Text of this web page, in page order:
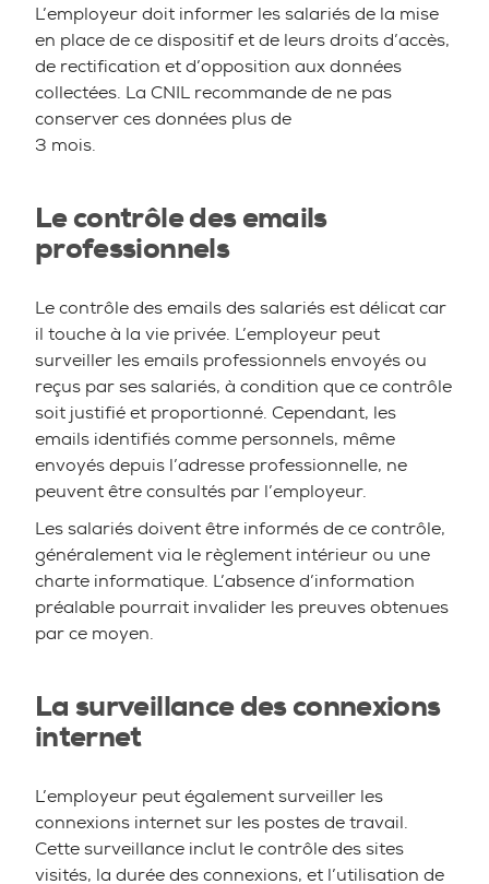
L’employeur doit informer les salariés de la mise
en place de ce dispositif et de leurs droits d’accès,
de rectification et d’opposition aux données
collectées. La CNIL recommande de ne pas
conserver ces données plus de
3 mois.
Le contrôle des emails
professionnels
Le contrôle des emails des salariés est délicat car
il touche à la vie privée. L’employeur peut
surveiller les emails professionnels envoyés ou
reçus par ses salariés, à condition que ce contrôle
soit justifié et proportionné. Cependant, les
emails identifiés comme personnels, même
envoyés depuis l’adresse professionnelle, ne
peuvent être consultés par l’employeur.
Les salariés doivent être informés de ce contrôle,
généralement via le règlement intérieur ou une
charte informatique. L’absence d’information
préalable pourrait invalider les preuves obtenues
par ce moyen.
La surveillance des connexions
internet
L’employeur peut également surveiller les
connexions internet sur les postes de travail.
Cette surveillance inclut le contrôle des sites
visités, la durée des connexions, et l’utilisation de